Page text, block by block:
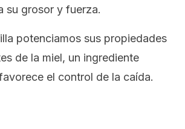
su grosor y fuerza.
potenciamos sus propiedades
de la miel, un ingrediente
el control de la caída.